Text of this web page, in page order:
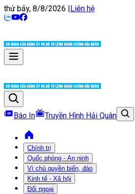
thứ bảy, 8/8/2026 |Liên hệ
Báo In Truyền Hình Hải Quân
Chính trị
Quốc phòng - An ninh
Vì chủ quyền biển, đảo
Kinh tế - Xã hội
Đối ngoại